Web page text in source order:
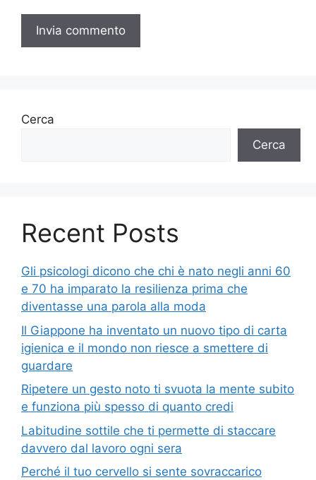
Cerca
Cerca
Recent Posts
Gli psicologi dicono che chi è nato negli anni 60
e 70 ha imparato la resilienza prima che
diventasse una parola alla moda
Il Giappone ha inventato un nuovo tipo di carta
igienica e il mondo non riesce a smettere di
guardare
Ripetere un gesto noto ti svuota la mente subito
e funziona più spesso di quanto credi
Labitudine sottile che ti permette di staccare
davvero dal lavoro ogni sera
Perché il tuo cervello si sente sovraccarico